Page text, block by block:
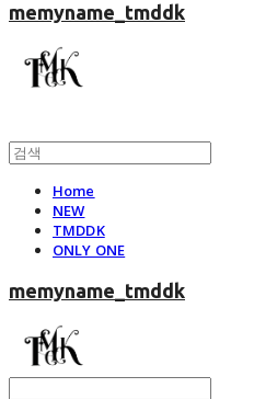
memyname_tmddk
Home
NEW
TMDDK
ONLY ONE
memyname_tmddk